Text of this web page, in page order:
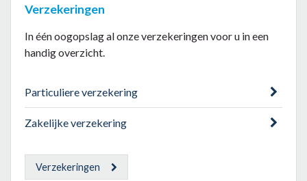
Verzekeringen
In één oogopslag al onze verzekeringen voor u in een
handig overzicht.
Particuliere verzekering
Zakelijke verzekering
Verzekeringen